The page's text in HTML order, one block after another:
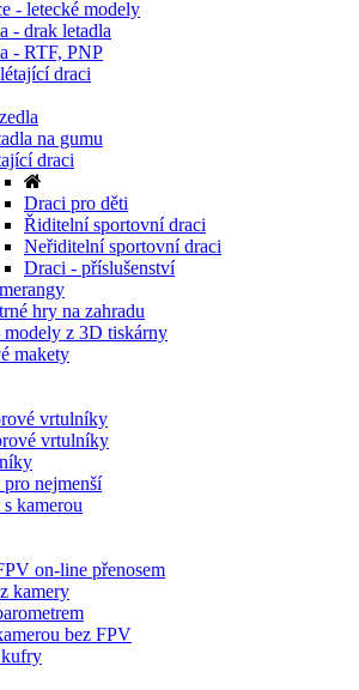
- letecké modely
- drak letadla
- RTF, PNP
draci
na gumu
draci
Draci pro děti
Řiditelní sportovní draci
Neřiditelní sportovní draci
Draci - příslušenství
hry na zahradu
z 3D tiskárny
makety
vrtulníky
vrtulníky
nejmenší
kamerou
on-line přenosem
kamery
bez FPV